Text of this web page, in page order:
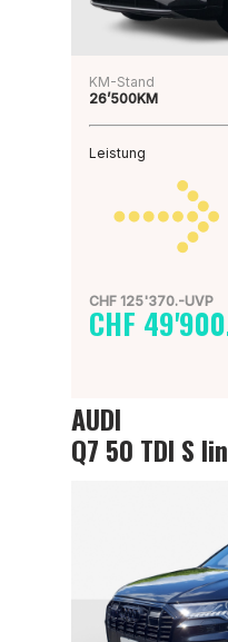
KM-Stand
26’500KM
Leistung
CHF 125'370.-UVP
CHF
AUDI
Q7 50 TDI S